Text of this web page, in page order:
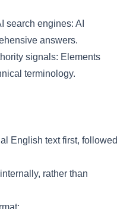
search engines: AI
answers.
signals: Elements
terminology.
English text first, followed
rather than